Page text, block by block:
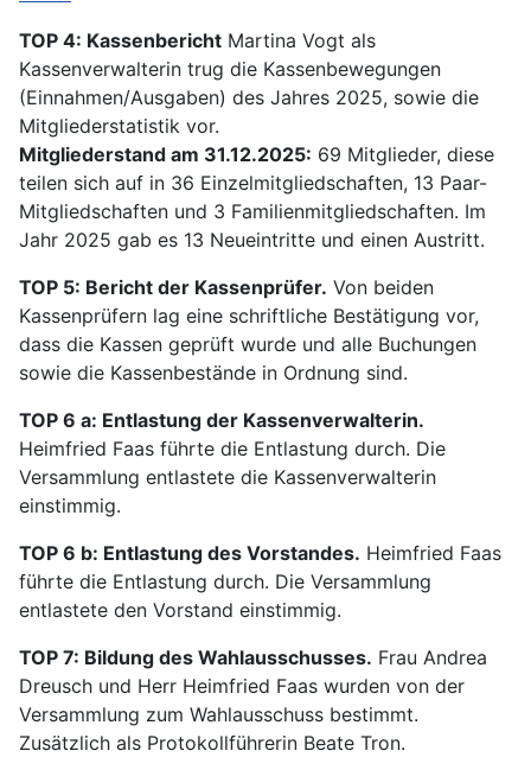
TOP 4: Kassenbericht Martina Vogt als
Kassenverwalterin trug die Kassenbewegungen
(Einnahmen/Ausgaben) des Jahres 2025, sowie die
Mitgliederstatistik vor.
Mitgliederstand am 31.12.2025: 69 Mitglieder, diese
teilen sich auf in 36 Einzelmitgliedschaften, 13 Paar-
Mitgliedschaften und 3 Familienmitgliedschaften. Im
Jahr 2025 gab es 13 Neueintritte und einen Austritt.
TOP 5: Bericht der Kassenprüfer. Von beiden
Kassenprüfern lag eine schriftliche Bestätigung vor,
dass die Kassen geprüft wurde und alle Buchungen
sowie die Kassenbestände in Ordnung sind.
TOP 6 a: Entlastung der Kassenverwalterin.
Heimfried Faas führte die Entlastung durch. Die
Versammlung entlastete die Kassenverwalterin
einstimmig.
TOP 6 b: Entlastung des Vorstandes. Heimfried Faas
führte die Entlastung durch. Die Versammlung
entlastete den Vorstand einstimmig.
TOP 7: Bildung des Wahlausschusses. Frau Andrea
Dreusch und Herr Heimfried Faas wurden von der
Versammlung zum Wahlausschuss bestimmt.
Zusätzlich als Protokollführerin Beate Tron.